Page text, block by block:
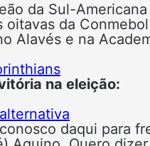
da Sul-
da
Alavés e na
na eleição:
daqui para